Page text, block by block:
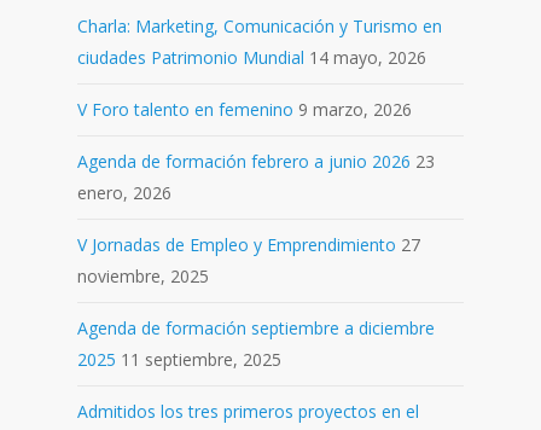
Charla: Marketing, Comunicación y Turismo en
ciudades Patrimonio Mundial 14 mayo, 2026
V Foro talento en femenino 9 marzo, 2026
Agenda de formación febrero a junio 2026 23
enero, 2026
V Jornadas de Empleo y Emprendimiento 27
noviembre, 2025
Agenda de formación septiembre a diciembre
2025 11 septiembre, 2025
Admitidos los tres primeros proyectos en el